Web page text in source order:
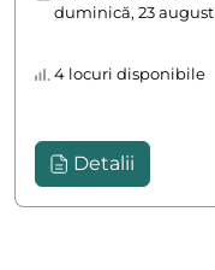
duminică, 23 august
4 locuri disponibile
Detalii